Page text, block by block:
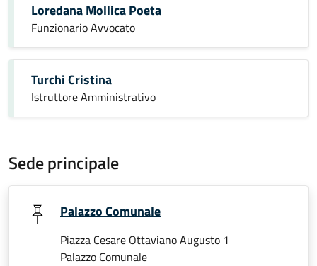
Loredana Mollica Poeta
Funzionario Avvocato
Turchi Cristina
Istruttore Amministrativo
Sede principale
Palazzo Comunale
Piazza Cesare Ottaviano Augusto 1
Palazzo Comunale